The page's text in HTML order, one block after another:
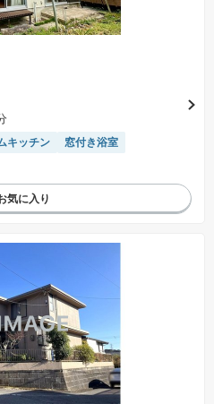
に戻り、土地契約にかかった代金（土地代金、
返却されます。
税込みの「総額表示」で統一しています。
「消費税を除いた建物価格」と「土地価格」の
、引き渡し時にかかる費用を表示しています。
自身で十分な確認をしていただくようにお願い
キッチン
窓付き浴室